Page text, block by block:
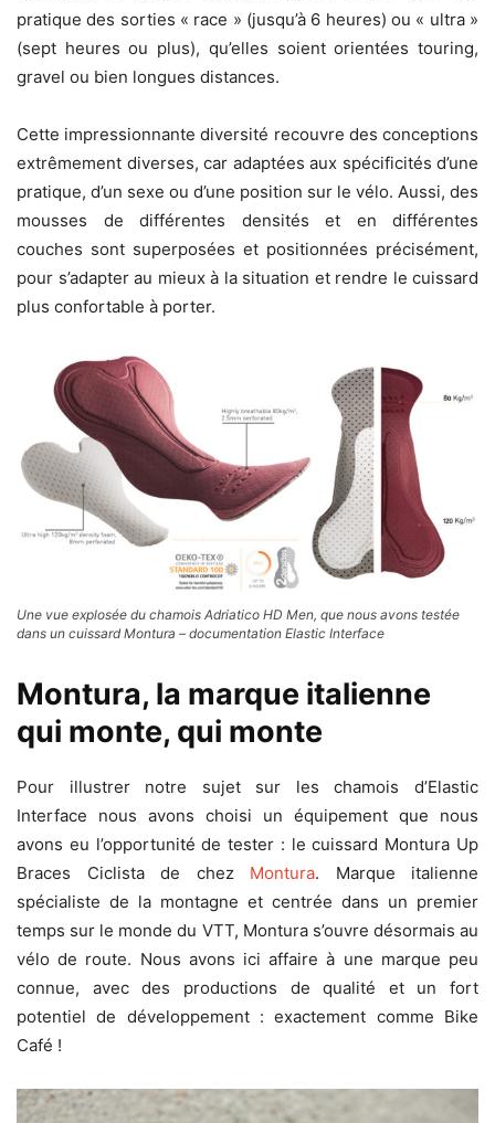
pratique des sorties « race » (jusqu’à 6 heures) ou « ultra »
(sept heures ou plus), qu’elles soient orientées touring,
gravel ou bien longues distances.
Cette impressionnante diversité recouvre des conceptions
extrêmement diverses, car adaptées aux spécificités d’une
pratique, d’un sexe ou d’une position sur le vélo. Aussi, des
mousses de différentes densités et en différentes
couches sont superposées et positionnées précisément,
pour s’adapter au mieux à la situation et rendre le cuissard
plus confortable à porter.
Une vue explosée du chamois Adriatico HD Men, que nous avons testée
dans un cuissard Montura – documentation Elastic Interface
Montura, la marque italienne
qui monte, qui monte
Pour illustrer notre sujet sur les chamois d’Elastic
Interface nous avons choisi un équipement que nous
avons eu l’opportunité de tester : le cuissard Montura Up
Braces Ciclista de chez Montura. Marque italienne
spécialiste de la montagne et centrée dans un premier
temps sur le monde du VTT, Montura s’ouvre désormais au
vélo de route. Nous avons ici affaire à une marque peu
connue, avec des productions de qualité et un fort
potentiel de développement : exactement comme Bike
Café !